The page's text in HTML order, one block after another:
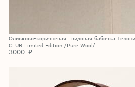
Оливково-коричневая твидовая бабочка
CLUB Limited Edition /Pure Wool/
3000 p